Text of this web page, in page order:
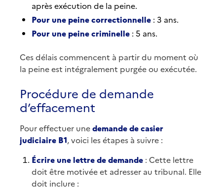
après exécution de la peine.
Pour une peine correctionnelle : 3 ans.
Pour une peine criminelle : 5 ans.
Ces délais commencent à partir du moment où
la peine est intégralement purgée ou exécutée.
Procédure de demande
d’effacement
Pour effectuer unedemande de casier
judiciaire B1, voici les étapes à suivre :
Écrire une lettre de demande : Cette lettre
doit être motivée et adresser au tribunal. Elle
doit inclure :